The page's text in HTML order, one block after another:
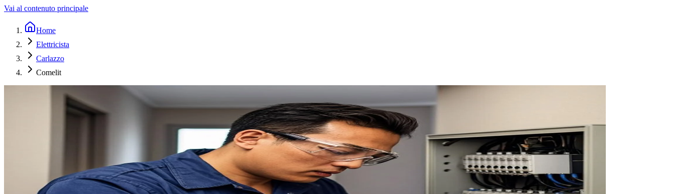
Vai al contenuto principale
Home
Elettricista
Carlazzo
Comelit